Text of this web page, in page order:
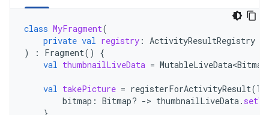
class MyFragment(
private val registry : ActivityResultRegistry
)
: Fragment()
{
val thumbnailLiveData =
val takePicture = registerForActivityResult(
bitmap : Bitmap? -> thumbnailLiveData.